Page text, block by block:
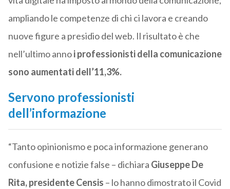
ampliando le competenze di chi ci lavora e creando
nuove figure a presidio del web. Il risultato è che
nell’ultimo annoi professionisti della comunicazione
sono aumentati dell’11,3%.
Servono professionisti
dell’informazione
“Tanto opinionismo e poca informazione generano
confusione e notizie false – dichiara Giuseppe De
Rita, presidente Censis – lo hanno dimostrato il Covid